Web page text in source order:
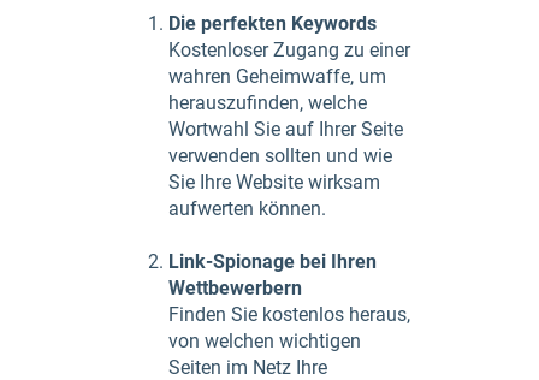
Die perfekten Keywords
Kostenloser Zugang zu einer
wahren Geheimwaffe, um
herauszufinden, welche
Wortwahl Sie auf Ihrer Seite
verwenden sollten und wie
Sie Ihre Website wirksam
aufwerten können.
Link-Spionage bei Ihren
Wettbewerbern
Finden Sie kostenlos heraus,
von welchen wichtigen
Seiten im Netz Ihre